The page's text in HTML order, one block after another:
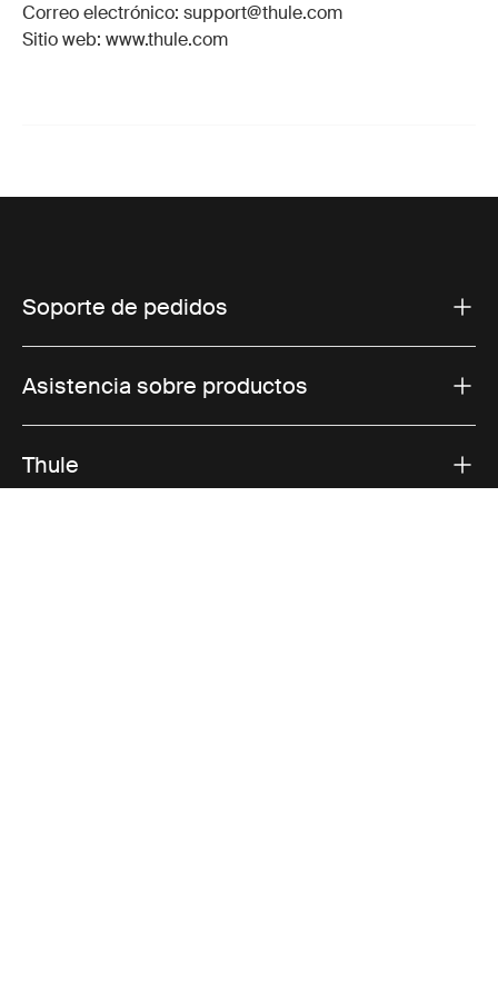
Correo electrónico: support@thule.com
Sitio web: www.thule.com
Soporte de pedidos
Asistencia sobre productos
Thule